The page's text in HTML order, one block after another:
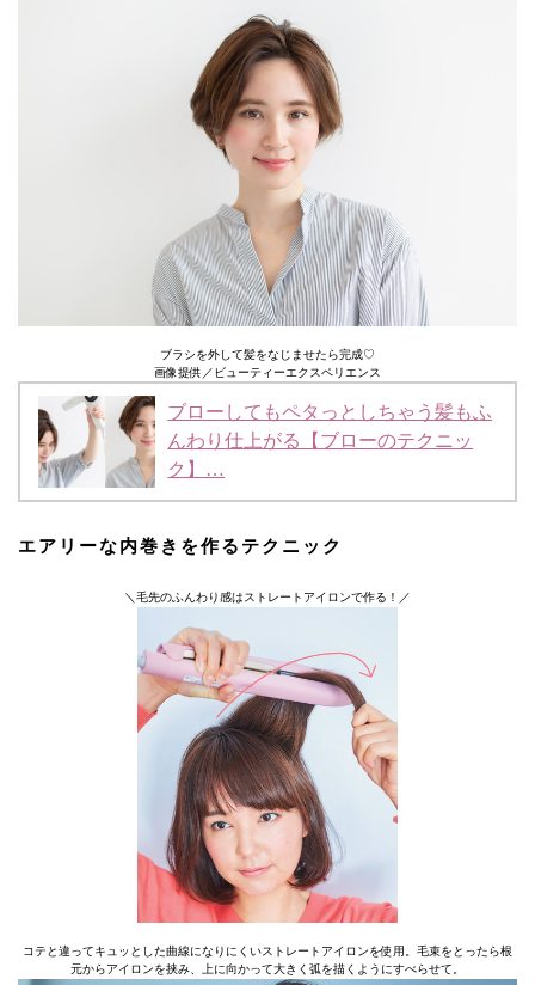
ブラシを外して髪をなじませたら完成♡
画像提供／ビューティーエクスペリエンス
ブローしてもペタっとしちゃう髪もふ
んわり仕上がる【ブローのテクニッ
ク】…
エアリーな内巻きを作るテクニック
＼毛先のふんわり感はストレートアイロンで作る！／
コテと違ってキュッとした曲線になりにくいストレートアイロンを使用。毛束をとったら根
元からアイロンを挟み、上に向かって大きく弧を描くようにすべらせて。